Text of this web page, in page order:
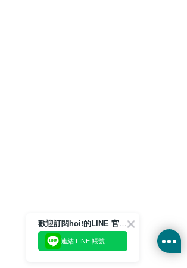
歡迎訂閱hoi!的LINE 官方帳號
連結 LINE 帳號